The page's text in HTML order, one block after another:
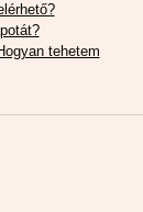
tehetem